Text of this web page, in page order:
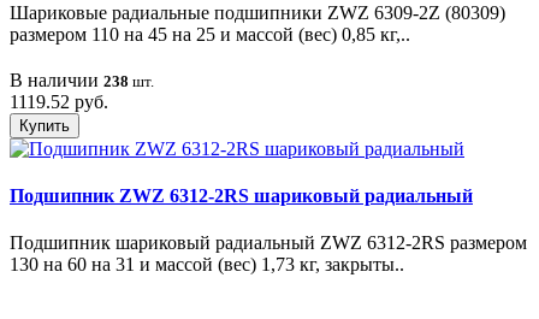
Шариковые радиальные подшипники ZWZ 6309-2Z (80309)
размером 110 на 45 на 25 и массой (вес) 0,85 кг,..
В наличии 238 шт.
1119.52 руб.
Купить
Подшипник ZWZ 6312-2RS шариковый радиальный
Подшипник шариковый радиальный ZWZ 6312-2RS размером
130 на 60 на 31 и массой (вес) 1,73 кг, закрыты..